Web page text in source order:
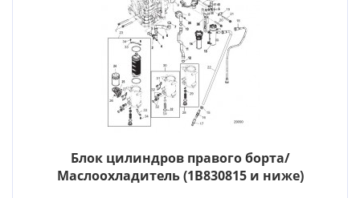
Блок цилиндров правого борта/
Маслоохладитель (1B830815 и ниже)